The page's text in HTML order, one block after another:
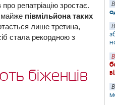
про репатріацію зростає.
майже півмільйона таких
лише третина,
стала рекордною з
біженців